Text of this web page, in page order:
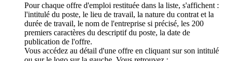
Pour chaque offre d'emploi restituée dans la liste, s'affichent :
l'intitulé du poste, le lieu de travail, la nature du contrat et la
durée de travail, le nom de l'entreprise si précisé, les 200
premiers caractères du descriptif du poste, la date de
publication de l'offre.
Vous accédez au détail d'une offre en cliquant sur son intitulé